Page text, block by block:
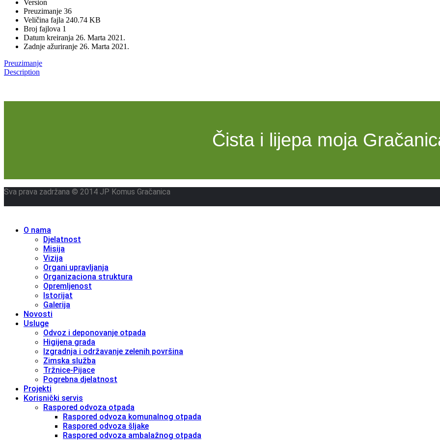
Version
Preuzimanje 36
Veličina fajla 240.74 KB
Broj fajlova 1
Datum kreiranja 26. Marta 2021.
Zadnje ažuriranje 26. Marta 2021.
Preuzimanje
Description
Čista i lijepa moja
Sva prava zadržana © 2014 JP Komus Gračanica
O nama
Djelatnost
Misija
Vizija
Organi upravljanja
Organizaciona struktura
Opremljenost
Istorijat
Galerija
Novosti
Usluge
Odvoz i deponovanje otpada
Higijena grada
Izgradnja i održavanje zelenih površina
Zimska služba
Tržnice-Pijace
Pogrebna djelatnost
Projekti
Korisnički servis
Raspored odvoza otpada
Raspored odvoza komunalnog otpada
Raspored odvoza šljake
Raspored odvoza ambalažnog otpada